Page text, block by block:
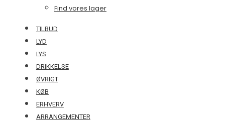
Find vores lager
TILBUD
LYD
LYS
DRIKKELSE
ØVRIGT
KØB
ERHVERV
ARRANGEMENTER